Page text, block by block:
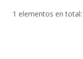
1 elementos en total: